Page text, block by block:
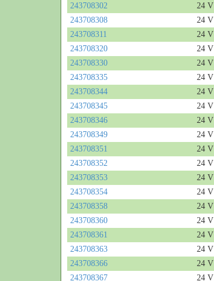
243708302
24 V
243708308
24 V
243708311
24 V
243708320
24 V
243708330
24 V
243708335
24 V
243708344
24 V
243708345
24 V
243708346
24 V
243708349
24 V
243708351
24 V
243708352
24 V
243708353
24 V
243708354
24 V
243708358
24 V
243708360
24 V
243708361
24 V
243708363
24 V
243708366
24 V
243708367
24 V